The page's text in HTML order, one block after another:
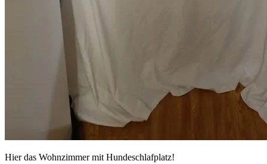
Hier das Wohnzimmer mit Hundeschlafplatz!